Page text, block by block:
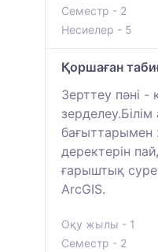
Семестр - 2
Несиелер - 5
Қоршаған
Зерттеу пәні
бағыттарымен
деректерін
ғарыштық
ArcGIS.
Оқу жылы - 1
Семестр - 2